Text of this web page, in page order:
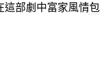
這部劇中富家風情包